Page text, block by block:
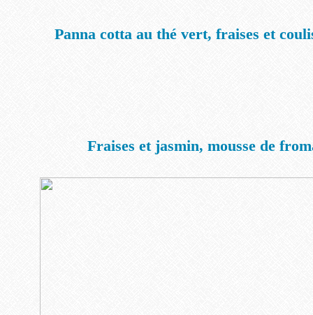
Panna cotta au thé vert, fraises et
Fraises et jasmin, mousse de